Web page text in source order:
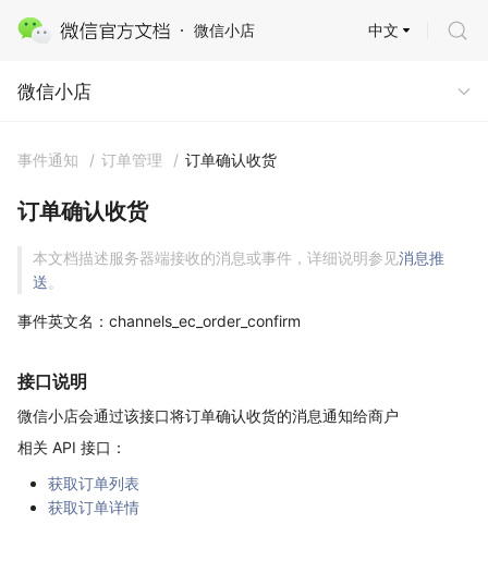
微信小店
微信小店
中文
微信小店
事件通知 / 订单管理 / 订单确认收货
订单确认收货
本文档描述服务器端接收的消息或事件，详细说明参见消息推
送。
事件英文名：channels_ec_order_confirm
接口说明
微信小店会通过该接口将订单确认收货的消息通知给商户
相关 API 接口：
获取订单列表
获取订单详情